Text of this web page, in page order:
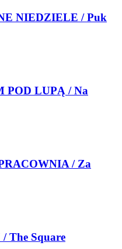
NIEDZIELE / Puk
POD LUPĄ / Na
/ Za
The Square